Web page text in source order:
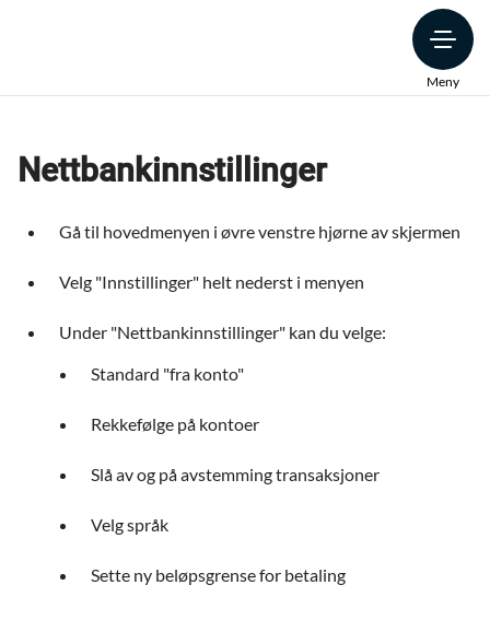
Meny
Nettbankinnstillinger
Gå til hovedmenyen i øvre venstre hjørne av skjermen
Velg "Innstillinger" helt nederst i menyen
Under "Nettbankinnstillinger" kan du velge:
Standard "fra konto"
Rekkefølge på kontoer
Slå av og på avstemming transaksjoner
Velg språk
Sette ny beløpsgrense for betaling